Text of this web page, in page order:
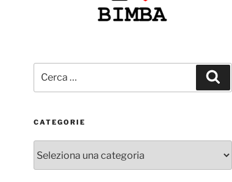
CATEGORIE